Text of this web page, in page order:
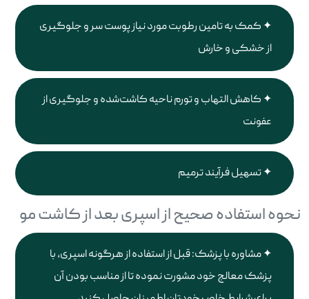
کمک به تامین رطوبت مورد نیاز پوست سر و جلوگیری
از خشکی و خارش
کاهش التهاب و تورم ناحیه کاشت‌شده و جلوگیری از
عفونت
تسهیل فرآیند ترمیم
نحوه استفاده صحیح از اسپری بعد از کاشت مو
مشاوره با پزشک: قبل از استفاده از هرگونه اسپری، با
پزشک معالج خود مشورت نموده تا از مناسب بودن آن